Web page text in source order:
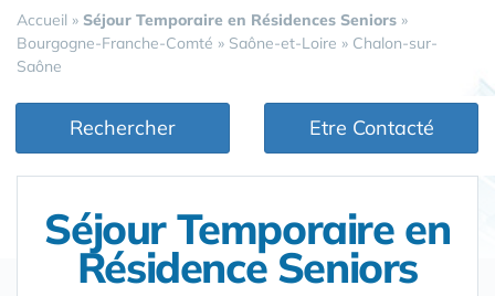
Accueil » Séjour Temporaire en Résidences Seniors »
Bourgogne-Franche-Comté » Saône-et-Loire » Chalon-sur-
Saône
Rechercher Etre Contacté
Séjour Temporaire en
Résidence Seniors